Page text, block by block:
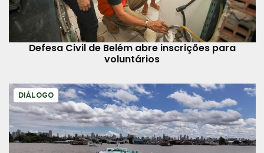
Defesa Civil de Belém abre inscrições para
voluntários
DIÁLOGO